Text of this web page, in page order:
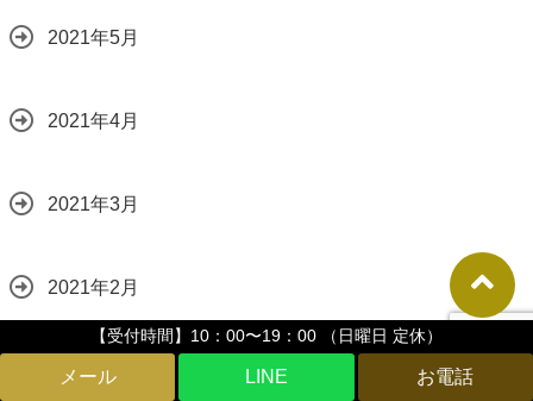
【受付時間】10：00〜19：00 （日曜日 定休）
LINE
2021年5月
2021年4月
2021年3月
2021年2月
2021年1月